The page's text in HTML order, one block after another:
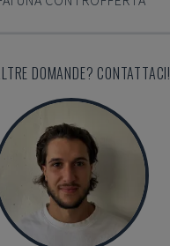
DOMANDE? CONTATTACI!